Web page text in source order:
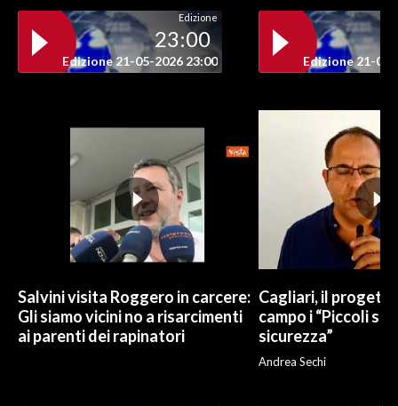
Edizione
23:00
Edizione 21-05-2026 23:00 Edizione 21-05-
Salvini visita Roggero in carcere:
Gli siamo vicini no a risarcimenti
ai parenti dei rapinatori
Cagliari, il
campo i “Piccoli
sicurezza”
Andrea Sechi